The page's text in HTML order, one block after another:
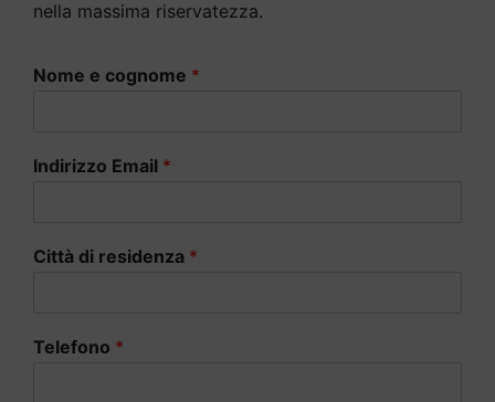
nella massima riservatezza.
Nome e cognome *
Indirizzo Email *
Città di residenza *
Telefono *